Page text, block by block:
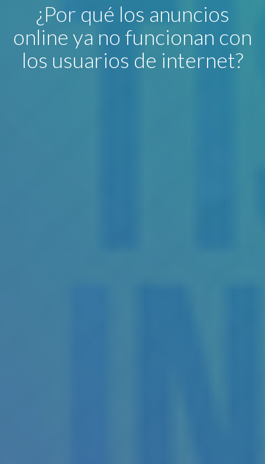
¿Por qué los anuncios
online ya no funcionan con
los usuarios de internet?